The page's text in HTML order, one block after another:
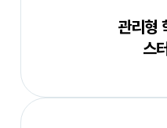
관리형
스